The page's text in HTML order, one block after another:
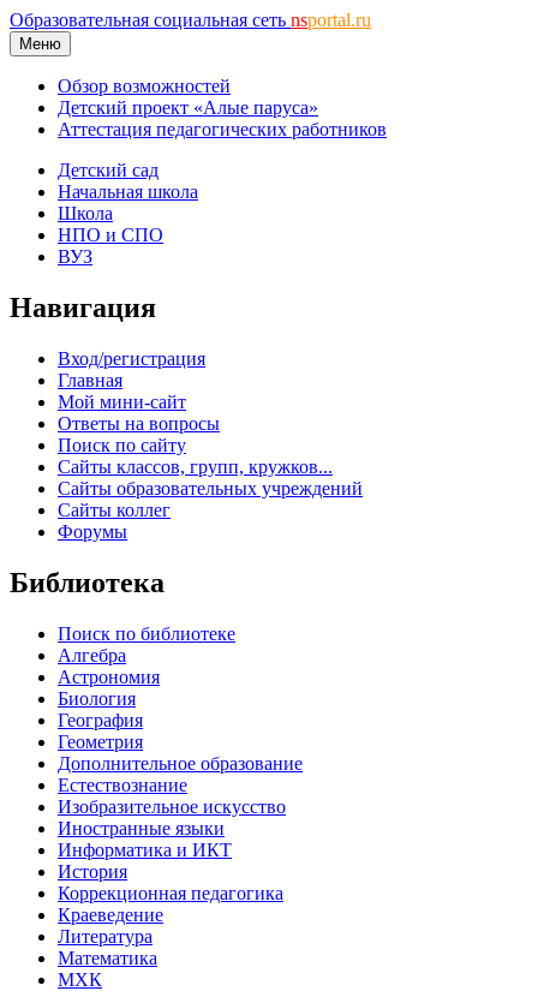
Образовательная социальная сеть nsportal.ru
Меню
Обзор возможностей
Детский проект «Алые паруса»
Аттестация педагогических работников
Детский сад
Начальная школа
Школа
НПО и СПО
ВУЗ
Навигация
Вход/регистрация
Главная
Мой мини-сайт
Ответы на вопросы
Поиск по сайту
Сайты классов, групп, кружков...
Сайты образовательных учреждений
Сайты коллег
Форумы
Библиотека
Поиск по библиотеке
Алгебра
Астрономия
Биология
География
Геометрия
Дополнительное образование
Естествознание
Изобразительное искусство
Иностранные языки
Информатика и ИКТ
История
Коррекционная педагогика
Краеведение
Литература
Математика
МХК